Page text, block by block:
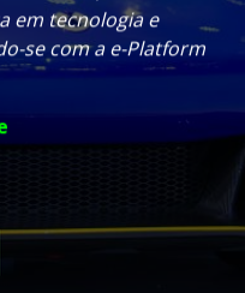
em tecnologia e
se com a e-Platform